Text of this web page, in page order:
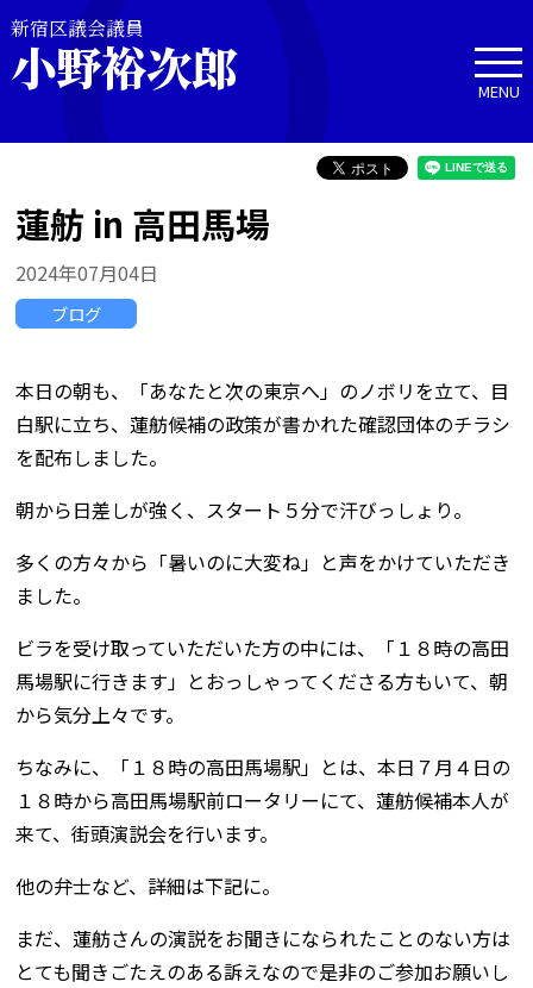
新宿区議会議員
小野裕次郎 MENU
蓮舫 in 高田馬場
2024年07月04日
ブログ
本日の朝も、「あなたと次の東京へ」のノボリを立て、目
白駅に立ち、蓮舫候補の政策が書かれた確認団体のチラシ
を配布しました。
朝から日差しが強く、スタート５分で汗びっしょり。
多くの方々から「暑いのに大変ね」と声をかけていただき
ました。
ビラを受け取っていただいた方の中には、「１８時の高田
馬場駅に行きます」とおっしゃってくださる方もいて、朝
から気分上々です。
ちなみに、「１８時の高田馬場駅」とは、本日７月４日の
１８時から高田馬場駅前ロータリーにて、蓮舫候補本人が
来て、街頭演説会を行います。
他の弁士など、詳細は下記に。
まだ、蓮舫さんの演説をお聞きになられたことのない方は
とても聞きごたえのある訴えなので是非のご参加お願いし